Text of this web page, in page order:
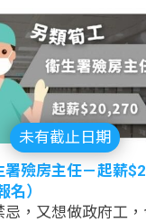
未有截止日期
署殮房主任－起薪
名）
，又想做政府工，